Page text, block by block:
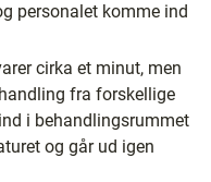
personalet komme ind
cirka et minut, men
fra forskellige
i behandlingsrummet
og går ud igen